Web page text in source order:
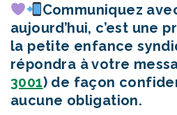
Communiquez
aujourd’hui, c’est une
la petite enfance
répondra à votre
3001) de façon
aucune obligation.